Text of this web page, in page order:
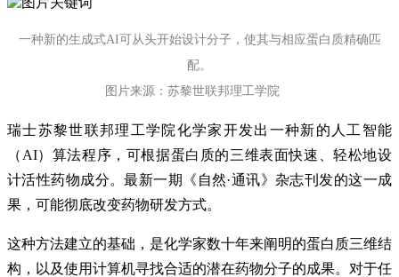
一种新的生成式AI可从头开始设计分子，使其与相应蛋白质精确匹
配。
图片来源：苏黎世联邦理工学院
瑞士苏黎世联邦理工学院化学家开发出一种新的人工智能
（AI）算法程序，可根据蛋白质的三维表面快速、轻松地设
计活性药物成分。最新一期《自然·通讯》杂志刊发的这一成
果，可能彻底改变药物研发方式。
这种方法建立的基础，是化学家数十年来阐明的蛋白质三维结
构，以及使用计算机寻找合适的潜在药物分子的成果。对于任